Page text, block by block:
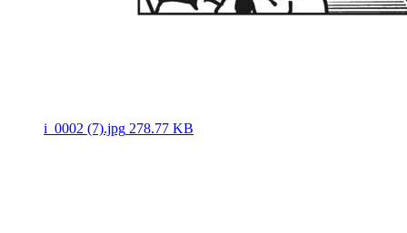
i_0002 (7).jpg 278.77 KB